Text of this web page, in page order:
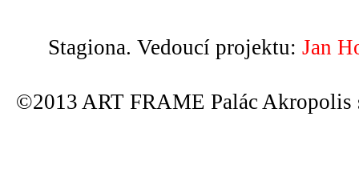
Stagiona. Vedoucí projektu: Jan
©2013 ART FRAME Palác Akropolis